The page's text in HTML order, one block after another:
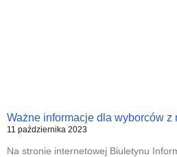
Ważne informacje dla wyborców z
11 października 2023
Na stronie internetowej Biuletynu